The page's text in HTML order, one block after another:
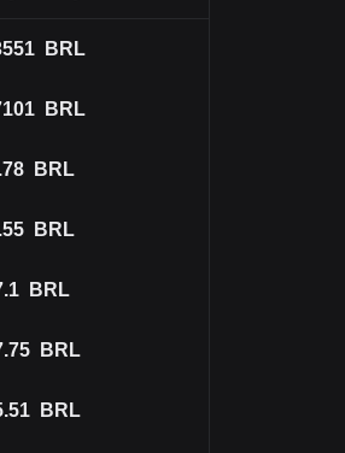
BRL
BRL
BRL
BRL
BRL
BRL
BRL